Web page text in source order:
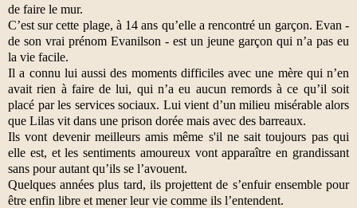
de faire le mur.
C’est sur cette plage, à 14 ans qu’elle a rencontré un garçon. Evan -
de son vrai prénom Evanilson - est un jeune garçon qui n’a pas eu
la vie facile.
Il a connu lui aussi des moments difficiles avec une mère qui n’en
avait rien à faire de lui, qui n’a eu aucun remords à ce qu’il soit
placé par les services sociaux. Lui vient d’un milieu misérable alors
que Lilas vit dans une prison dorée mais avec des barreaux.
Ils vont devenir meilleurs amis même s'il ne sait toujours pas qui
elle est, et les sentiments amoureux vont apparaître en grandissant
sans pour autant qu’ils se l’avouent.
Quelques années plus tard, ils projettent de s’enfuir ensemble pour
être enfin libre et mener leur vie comme ils l’entendent.